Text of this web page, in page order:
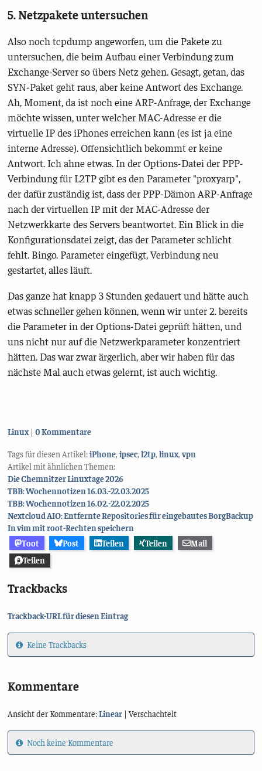
5. Netzpakete untersuchen
Also noch tcpdump angeworfen, um die Pakete zu
untersuchen, die beim Aufbau einer Verbindung zum
Exchange-Server so übers Netz gehen. Gesagt, getan, das
SYN-Paket geht raus, aber keine Antwort des Exchange.
Ah, Moment, da ist noch eine ARP-Anfrage, der Exchange
möchte wissen, unter welcher MAC-Adresse er die
virtuelle IP des iPhones erreichen kann (es ist ja eine
interne Adresse). Offensichtlich bekommt er keine
Antwort. Ich ahne etwas. In der Options-Datei der PPP-
Verbindung für L2TP gibt es den Parameter "proxyarp",
der dafür zuständig ist, dass der PPP-Dämon ARP-Anfrage
nach der virtuellen IP mit der MAC-Adresse der
Netzwerkkarte des Servers beantwortet. Ein Blick in die
Konfigurationsdatei zeigt, das der Parameter schlicht
fehlt. Bingo. Parameter eingefügt, Verbindung neu
gestartet, alles läuft.
Das ganze hat knapp 3 Stunden gedauert und hätte auch
etwas schneller gehen können, wenn wir unter 2. bereits
die Parameter in der Options-Datei geprüft hätten, und
uns nicht nur auf die Netzwerkparameter konzentriert
hätten. Das war zwar ärgerlich, aber wir haben für das
nächste Mal auch etwas gelernt, ist auch wichtig.
Kategorien:
Linux 0 Kommentare
Tags für diesen Artikel:iPhone,ipsec,l2tp,linux,vpn
Artikel mit ähnlichen Themen:
Die Chemnitzer Linuxtage 2026
TBB: Wochennotizen 16.03.-22.03.2025
TBB: Wochennotizen 16.02.-22.02.2025
Nextcloud AIO: Entfernte Repositories für eingebautes BorgBackup
In vim mit root-Rechten speichern
Toot
Post Teilen Teilen
Mail
Teilen
Trackbacks
Trackback-URL für diesen Eintrag
Keine Trackbacks
Kommentare
Ansicht der Kommentare:Linear | Verschachtelt
Noch keine Kommentare